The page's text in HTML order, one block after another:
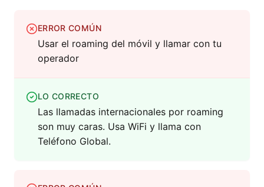
ERROR COMÚN
Usar el roaming del móvil y llamar con tu
operador
LO CORRECTO
Las llamadas internacionales por roaming
son muy caras. Usa WiFi y llama con
Teléfono Global.